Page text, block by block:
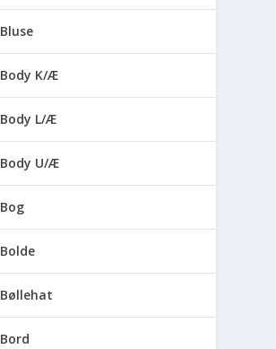
Bluse
Body K/Æ
Body L/Æ
Body U/Æ
Bog
Bolde
Bøllehat
Bord